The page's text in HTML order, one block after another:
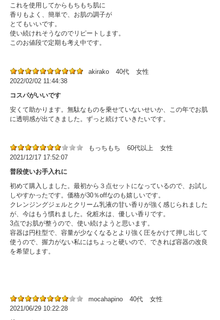
これを使用してからもちもち肌に
香りもよく、簡単で、お肌の調子が
とてもいいです。
使い続けれそうなのでリピートします。
このお値段で定期も考え中です。
akirako 40代
女性
2022/02/02 11:44:38
コスパがいいです
安くて助かります。無駄なものを乗せていないせいか、この年でお肌
に透明感が出てきました。ずっと続けていきたいです。
もっちもち 60代以上
女性
2021/12/17 17:52:07
普段使いお手入れに
初めて購入しました。最初から３点セットになっているので、お試し
しやすかったです。価格が30％offなのも嬉しいです。
クレンジングジェルとクリーム乳液の甘い香りが強く感じられました
が、今はもう慣れました。化粧水は、優しい香りです。
3点でお肌が整うので、使い続けようと思います。
容器は円柱型で、容量が少なくなるとより強く圧をかけて押し出して
使うので、握力がない私にはちょっと硬いので、できれば容器の改良
を希望します。
mocahapino 40代
女性
2021/06/29 10:22:28